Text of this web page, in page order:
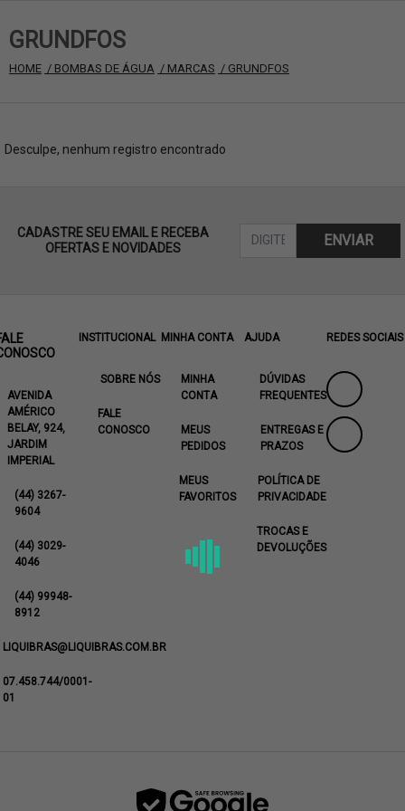
GRUNDFOS
HOME / BOMBAS DE ÁGUA / MARCAS / GRUNDFOS
Desculpe, nenhum registro encontrado
CADASTRE SEU EMAIL E RECEBA
OFERTAS E NOVIDADES
ENVIAR
AVENIDA
AMÉRICO
BELAY, 924,
JARDIM
IMPERIAL
(44) 3267-
9604
(44) 3029-
4046
(44) 99948-
8912
LIQUIBRAS@LIQUIBRAS.COM.BR
07.458.744/0001-
01
INSTITUCIONAL
SOBRE NÓS
FALE
CONOSCO
MINHA CONTA
MINHA
CONTA
MEUS
PEDIDOS
MEUS
FAVORITOS
AJUDA
DÚVIDAS
FREQUENTES
ENTREGAS E
PRAZOS
POLÍTICA DE
PRIVACIDADE
TROCAS E
DEVOLUÇÕES
REDES SOCIAIS